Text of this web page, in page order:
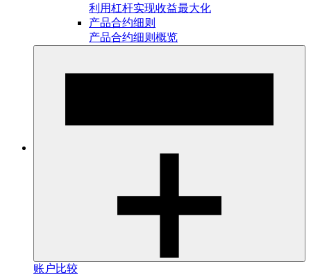
利用杠杆实现收益最大化
产品合约细则
产品合约细则概览
账户比较